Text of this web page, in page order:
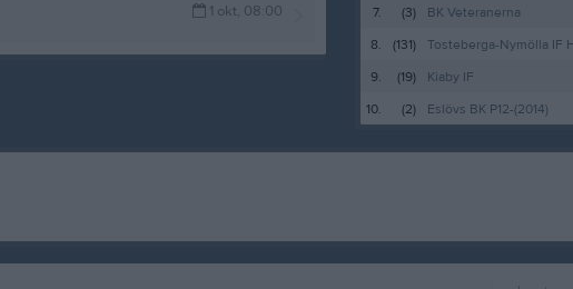
1 okt, 08:00
7.
(3)
BK Veteranerna
8.
(131)
Tosteberga-Nymölla IF
9.
(19)
Kiaby IF
10.
(2) Eslövs BK P12-(2014)